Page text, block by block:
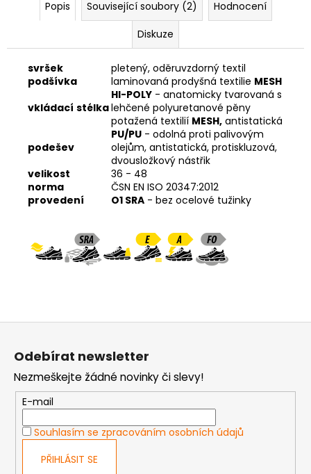
Popis Související soubory (2)
Hodnocení
Diskuze
svršek
pletený, oděruvzdorný textil
podšívka
laminovaná prodyšná textilie MESH
vkládací stélka
HI-POLY - anatomicky tvarovaná s
lehčené polyuretanové pěny
potažená textilií MESH, antistatická
podešev
PU/PU - odolná proti palivovým
olejům, antistatická, protiskluzová,
dvousložkový nástřik
velikost
36 - 48
norma
ČSN EN ISO 20347:2012
provedení
O1 SRA - bez ocelové tužinky
Z
Odebírat newsletter
Nezmeškejte žádné novinky či slevy!
E-mail
Souhlasím se zpracováním osobních údajů
PŘIHLÁSIT SE